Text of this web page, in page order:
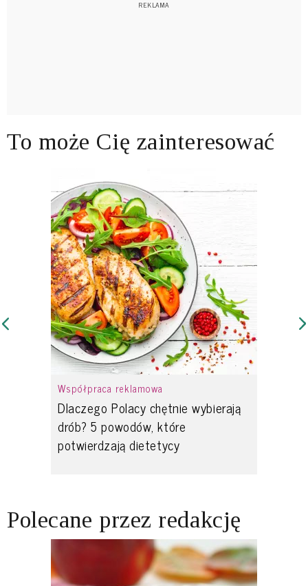
To może Cię zainteresować
Współpraca reklamowa
Dlaczego Polacy chętnie wybierają
drób? 5 powodów, które
potwierdzają dietetycy
Polecane przez redakcję